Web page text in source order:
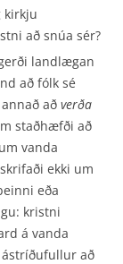
kirkju
að snúa sér?
landlægan
að fólk sé
að verða
staðhæfði að
vanda
ekki um
eða
kristni
á vanda
að